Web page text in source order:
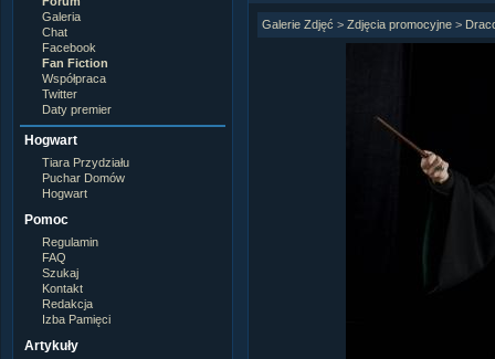
Galeria
Chat
Facebook
Fan Fiction
Współpraca
Twitter
Daty premier
Hogwart
Tiara Przydziału
Puchar Domów
Hogwart
Pomoc
Regulamin
FAQ
Szukaj
Kontakt
Redakcja
Izba Pamięci
Artykuły
Galerie Zdjęć > Zdjęcia promocyjne >